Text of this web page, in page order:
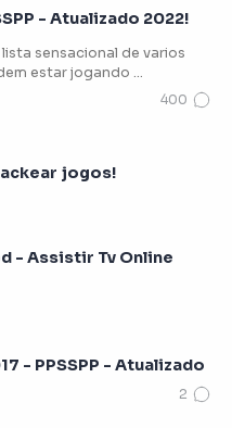
- Atualizado 2022!
sensacional de varios
estar jogando …
jogos!
- Assistir Tv Online
- PPSSPP - Atualizado